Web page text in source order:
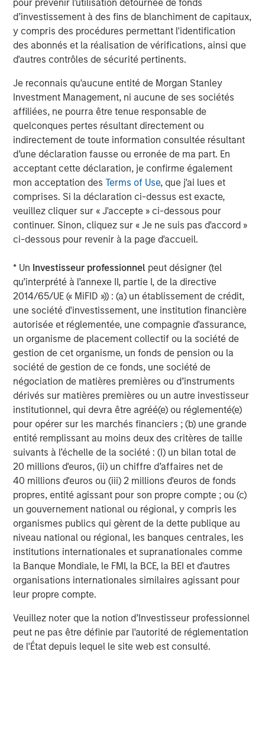
pour prévenir l’utilisation détournée de fonds
d’investissement à des fins de blanchiment de capitaux,
y compris des procédures permettant l'identification
des abonnés et la réalisation de vérifications, ainsi que
d'autres contrôles de sécurité pertinents.
Je reconnais qu'aucune entité de Morgan Stanley
Investment Management, ni aucune de ses sociétés
affiliées, ne pourra être tenue responsable de
quelconques pertes résultant directement ou
indirectement de toute information consultée résultant
d’une déclaration fausse ou erronée de ma part. En
acceptant cette déclaration, je confirme également
mon acceptation desTerms of Use, que j'ai lues et
comprises. Si la déclaration ci-dessus est exacte,
veuillez cliquer sur « J'accepte » ci-dessous pour
continuer. Sinon, cliquez sur « Je ne suis pas d'accord »
ci-dessous pour revenir à la page d'accueil.
* Un Investisseur professionnel peut désigner (tel
qu’interprété à l’annexe II, partie I, de la directive
2014/65/UE (« MiFID »)) : (a) un établissement de crédit,
une société d'investissement, une institution financière
autorisée et réglementée, une compagnie d'assurance,
un organisme de placement collectif ou la société de
gestion de cet organisme, un fonds de pension ou la
société de gestion de ce fonds, une société de
négociation de matières premières ou d’instruments
dérivés sur matières premières ou un autre investisseur
institutionnel, qui devra être agréé(e) ou réglementé(e)
pour opérer sur les marchés financiers ; (b) une grande
entité remplissant au moins deux des critères de taille
suivants à l’échelle de la société : (I) un bilan total de
20 millions d'euros, (ii) un chiffre d’affaires net de
40 millions d'euros ou (iii) 2 millions d'euros de fonds
propres, entité agissant pour son propre compte ; ou (c)
un gouvernement national ou régional, y compris les
organismes publics qui gèrent de la dette publique au
niveau national ou régional, les banques centrales, les
institutions internationales et supranationales comme
la Banque Mondiale, le FMI, la BCE, la BEI et d'autres
organisations internationales similaires agissant pour
leur propre compte.
Veuillez noter que la notion d’Investisseur professionnel
peut ne pas être définie par l'autorité de réglementation
de l'État depuis lequel le site web est consulté.
Artificial intelligence (AI) is reshaping business models
across sectors, from HealthCare and Financial Services
to digital content and entertainment. While AI may
bringmeaningful opportunities to improve efficiency,
product innovation and customerexperience, it also raises
regulatorycompliance and long-term value protection, all
of which could pose potentially financiallymaterial risks
to companies. In this piece we outline our engagements
with companies,which illustrate how responsible AI
considerations vary across sectors - and why
robustoversight, disclosure and long-term planning are
becoming increasingly important.
Product safety in personal care
Given rising consumer scrutiny of cosmetic ingredients
and a litigious U.S.environment, in 2025 we held multiple
engagements with a multinational personalcare company
SustainabilityOfficer, and CEO to discuss product safety,
ingredient innovation, and transparency.The company
continues to face product safety litigation in the U.S. and
broaderquestions from consumers and NGOs around
ingredient safety, which we believemay pose a
potentially financially material risk. In this piece we look
at how thecompany is managing these risks.
International Equity Team
The International Equity team follows a disciplined
investment process based on fundamental analysis and
bottom-up stock selection. They believe that the best
route to attractive long-term returns is through
compounding and providing reduced downside
participation.
Idées liées
GLOBAL EQUITY OBSERVER
Exchanges: the quiet infrastructure behind
modern markets
GLOBAL EQUITY OBSERVER
Places boursières : l’infrastructure discrète
des marchés modernes